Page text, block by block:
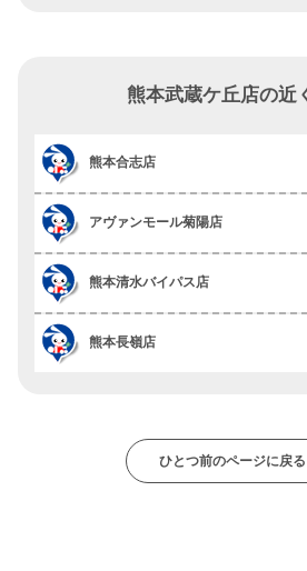
熊本武蔵ケ丘店の近
熊本合志店
アヴァンモール菊陽店
熊本清水バイパス店
熊本長嶺店
ひとつ前のページに戻る